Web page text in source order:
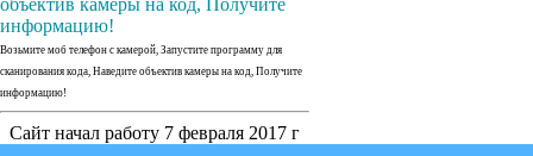
Возьмите моб телефон с камерой, Запустите программу для
сканирования кода, Наведите объектив камеры на код, Получите
информацию!
Сайт начал работу 7 февраля 2017 г